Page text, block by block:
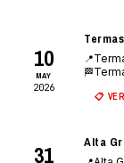
10
MAY
2026
📍
🏁
📋
31 Alta